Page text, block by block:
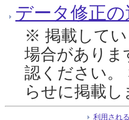
データ修正
※ 掲載してい
場合がありま
認ください。
らせに掲載し
利用され